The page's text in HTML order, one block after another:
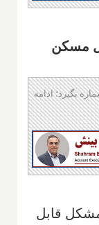
مسکن
بگیرد؛ ادامه
قابل